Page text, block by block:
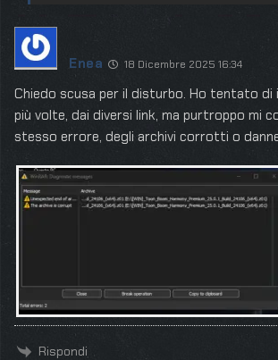
Enea 18 Dicembre 2025 16:34
Chiedo scusa per il disturbo. Ho tentato di
più volte, dai diversi link, ma purtroppo mi
stesso errore, degli archivi corrotti o
Rispondi